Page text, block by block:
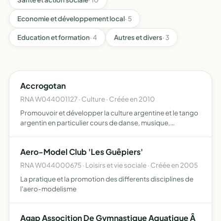
Economie et développement local· 5
Education et formation· 4 Autres et divers· 3
Accrogotan
RNA W044001127 · Culture · Créée en 2010
Promouvoir et développer la culture argentine et le tango
argentin en particulier cours de danse, musique,
d'évènemen…
Aero-Model Club 'Les Guêpiers'
RNA W044000675 · Loisirs et vie sociale · Créée en 2005
La pratique et la promotion des differents disciplines de
l'aero-modelisme
Agap Assocition De Gymnastique Aquatique Â